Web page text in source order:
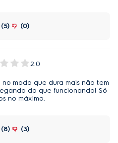
Transparente:
econômico e fácil de
de esvaziar o recipiente
5 0
2.0
modo que dura mais não tem
do que funcionando! Só
no máximo.
8 3